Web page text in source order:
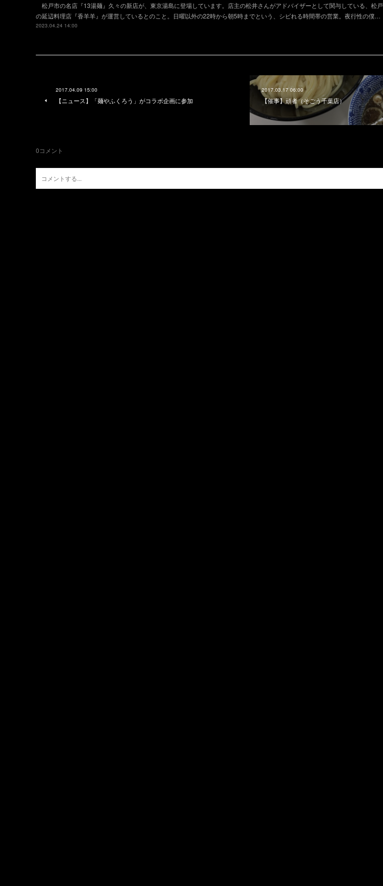
松戸市の名店『13湯麺』久々の新店が、東京湯島に登場しています。店主の松井さんがアドバイザーとして関与している、松戸
の延辺料理店『香羊羊』が運営しているとのこと。日曜以外の22時から朝5時までという、シビれる時間帯の営業。夜行性の僕…
2023.04.24 14:00
2017.04.09 15:00
【ニュース】「麺やふくろう」がコラボ企画に参加
2017.03.17 06:00
【催事】頑者（そごう千葉店）
0コメント